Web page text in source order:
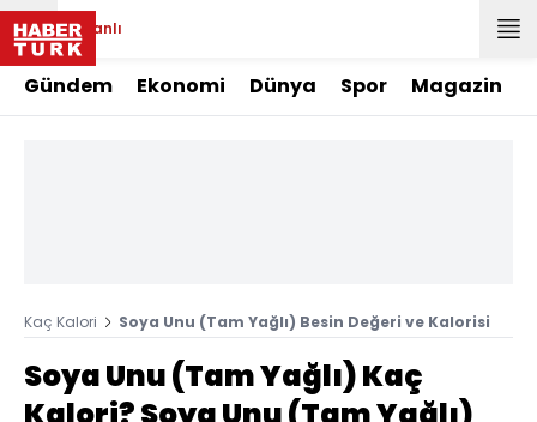
Canlı
Gündem Ekonomi Dünya Spor Magazin
Kaç Kalori Soya Unu (Tam Yağlı) Besin Değeri ve Kalorisi
Soya Unu (Tam Yağlı) Kaç